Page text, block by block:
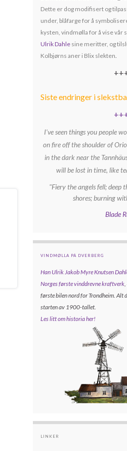
Dette er dog modifisert og
under, blåfarge for å
kysten, vindmølla for å vise vår
Ulrik Dahle sine meritter, og
Kolbjørns aner i Blix slekten.
Siste endringer i
I've seen things you people
on fire off the shoulder of
in the dark near the
will be lost in time, like
"Fiery the angels fell; deep
shores; burning
Blade
VINDMØLLA PÅ DVERBERG
Han Ulrik Jakob Myre Knutsen
Norges første vinddrevne kraftverk,
første bilen nord for Trondheim. Alt
starten av 1900-tallet.
Les litt om historia her!
LINKER